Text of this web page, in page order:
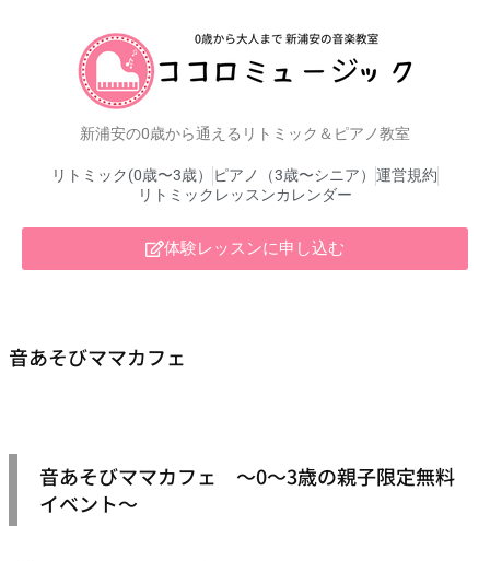
新浦安の0歳から通えるリトミック＆ピアノ教室
リトミック(0歳〜3歳） ピアノ（3歳〜シニア） 運営規約
リトミックレッスンカレンダー
体験レッスンに申し込む
音あそびママカフェ
音あそびママカフェ 〜0〜3歳の親子限定無料
イベント〜